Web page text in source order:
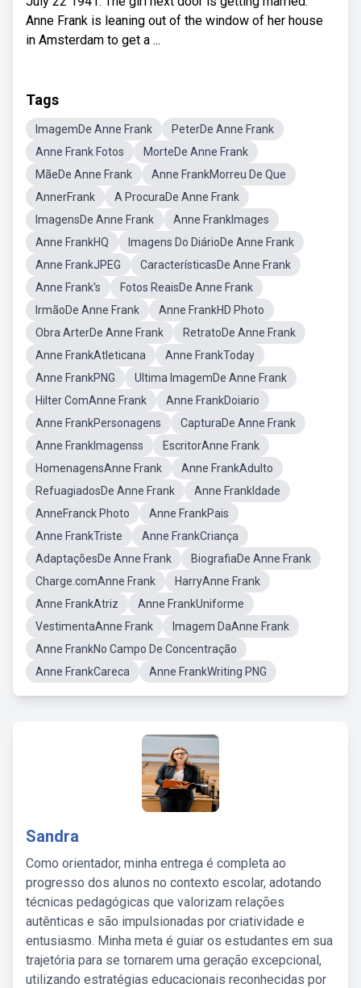
Anne Frank is leaning out of the window of her house
in Amsterdam to get a ...
Tags
ImagemDe Anne Frank
PeterDe Anne Frank
Anne Frank Fotos
MorteDe Anne Frank
MãeDe Anne Frank
Anne FrankMorreu De Que
AnnerFrank
A ProcuraDe Anne Frank
ImagensDe Anne Frank
Anne FrankImages
Anne FrankHQ
Imagens Do DiárioDe Anne Frank
Anne FrankJPEG
CaracterísticasDe Anne Frank
Anne Frank's
Fotos ReaisDe Anne Frank
IrmãoDe Anne Frank
Anne FrankHD Photo
Obra ArterDe Anne Frank
RetratoDe Anne Frank
Anne FrankAtleticana
Anne FrankToday
Anne FrankPNG
Ultima ImagemDe Anne Frank
Hilter ComAnne Frank
Anne FrankDoiario
Anne FrankPersonagens
CapturaDe Anne Frank
Anne FrankImagenss
EscritorAnne Frank
HomenagensAnne Frank
Anne FrankAdulto
RefuagiadosDe Anne Frank
Anne FrankIdade
AnneFranck Photo
Anne FrankPais
Anne FrankTriste
Anne FrankCriança
AdaptaçõesDe Anne Frank
BiografiaDe Anne Frank
Charge.comAnne Frank
HarryAnne Frank
Anne FrankAtriz
Anne FrankUniforme
VestimentaAnne Frank
Imagem DaAnne Frank
Anne FrankNo Campo De Concentração
Anne FrankCareca
Anne FrankWriting PNG
Sandra
Como orientador, minha entrega é completa ao
progresso dos alunos no contexto escolar, adotando
técnicas pedagógicas que valorizam relações
autênticas e são impulsionadas por criatividade e
entusiasmo. Minha meta é guiar os estudantes em sua
trajetória para se tornarem uma geração excepcional,
utilizando estratégias educacionais reconhecidas por